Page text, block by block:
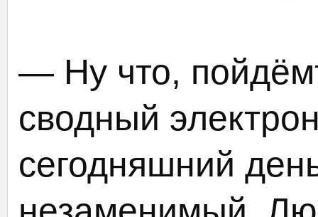
— Ну что,
сводный
сегодняшний